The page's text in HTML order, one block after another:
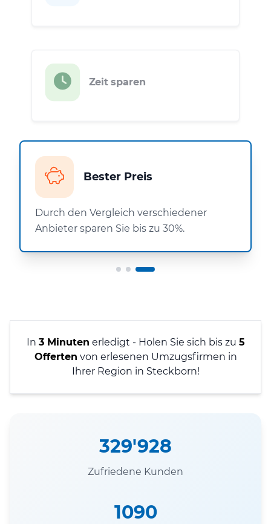
Zeit sparen
Bester Preis
Durch den Vergleich verschiedener
Anbieter sparen Sie bis zu 30%.
In 3 Minuten erledigt - Holen Sie sich bis zu 5
Offerten von erlesenen Umzugsfirmen in
Ihrer Region in Steckborn!
329'928
Zufriedene Kunden
1090